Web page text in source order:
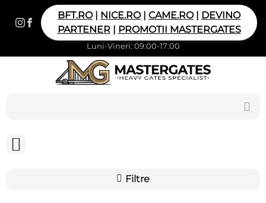
BFT.RO| NICE.RO| CAME.RO| DEVINO
PARTENER| PROMOTII MASTERGATES
Luni-Vineri: 09:00-17:00
Filtre